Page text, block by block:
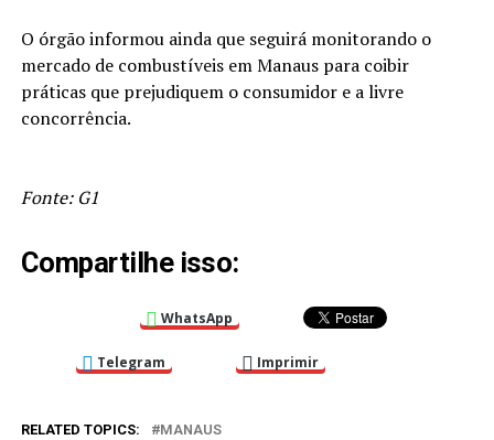
O órgão informou ainda que seguirá monitorando o
mercado de combustíveis em Manaus para coibir
práticas que prejudiquem o consumidor e a livre
concorrência.
Fonte: G1
Compartilhe isso:
WhatsApp
Telegram Imprimir
RELATED TOPICS: MANAUS